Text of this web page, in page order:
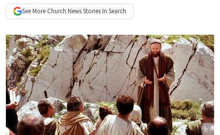
See More Church NewsStories In Search